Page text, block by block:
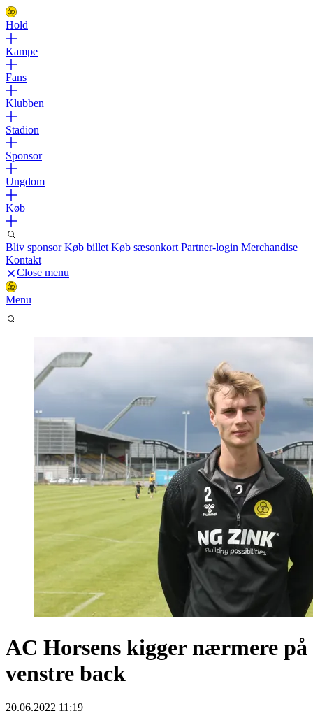
Hold
Kampe
Fans
Klubben
Stadion
Sponsor
Ungdom
Køb
Bliv sponsorKøb billet Køb sæsonkort Partner-login Merchandise
Kontakt
Close menu
Menu
AC Horsens kigger nærmere på
venstre back
20.06.2022 11:19